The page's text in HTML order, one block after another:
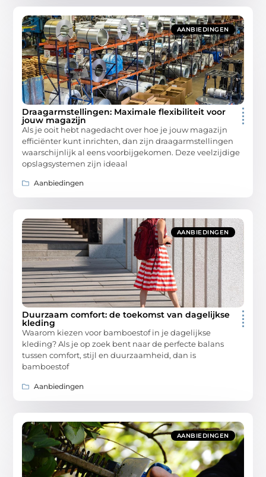
AANBIEDINGEN
Draagarmstellingen: Maximale flexibiliteit voor
jouw magazijn
Als je ooit hebt nagedacht over hoe je jouw magazijn
efficiënter kunt inrichten, dan zijn draagarmstellingen
waarschijnlijk al eens voorbijgekomen. Deze veelzijdige
opslagsystemen zijn ideaal
Aanbiedingen
AANBIEDINGEN
Duurzaam comfort: de toekomst van dagelijkse
kleding
Waarom kiezen voor bamboestof in je dagelijkse
kleding? Als je op zoek bent naar de perfecte balans
tussen comfort, stijl en duurzaamheid, dan is
bamboestof
Aanbiedingen
AANBIEDINGEN